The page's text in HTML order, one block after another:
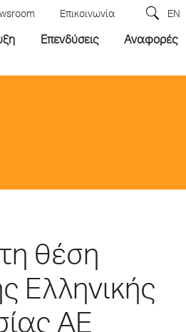
Επικοινωνία EN
Επενδύσεις Αναφορές
θέση
Ελληνικής
ΑΕ